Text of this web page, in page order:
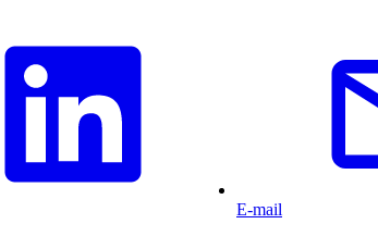
E-mail